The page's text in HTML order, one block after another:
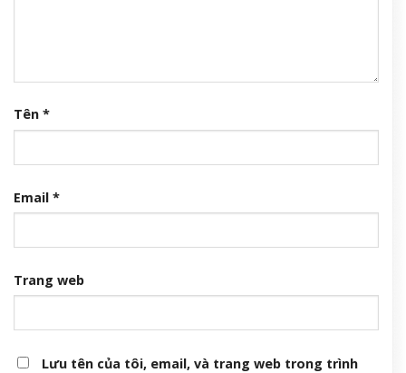
Tên *
Email *
Trang web
Lưu tên của tôi, email, và trang web trong trình